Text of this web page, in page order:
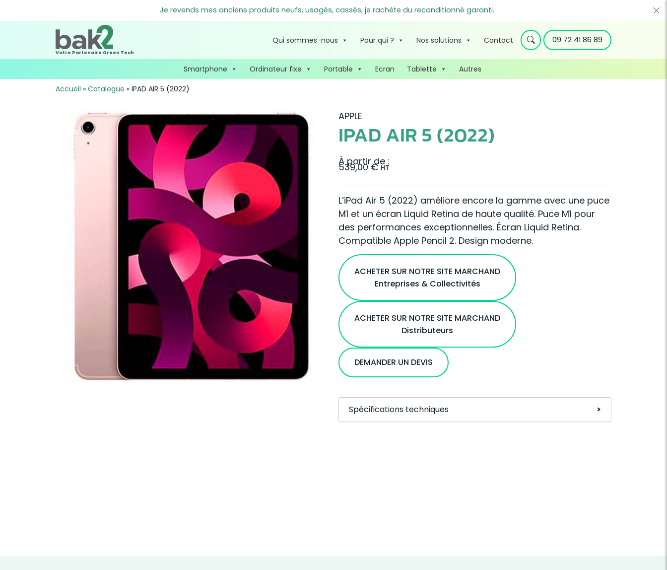
Je revends mes anciens produits neufs, usagés, cassés, je rachète du reconditionné garanti.
Votre Partenaire Green Tech
Qui sommes-nous Pour qui ? Nos solutions Contact 09 72 41 86 89
Smartphone Ordinateur fixe Portable Ecran Tablette
Autres
Accueil » Catalogue » IPAD AIR 5 (2022)
APPLE
IPAD AIR 5 (2022)
À partir de :
539,00€ HT
L’iPad Air 5 (2022) améliore encore la gamme avec une puce
M1 et un écran Liquid Retina de haute qualité. Puce M1 pour
des performances exceptionnelles. Écran Liquid Retina.
Compatible Apple Pencil 2. Design moderne.
ACHETER SUR NOTRE SITE MARCHAND
Entreprises & Collectivités
ACHETER SUR NOTRE SITE MARCHAND
Distributeurs
DEMANDER UN DEVIS
Spécifications techniques >